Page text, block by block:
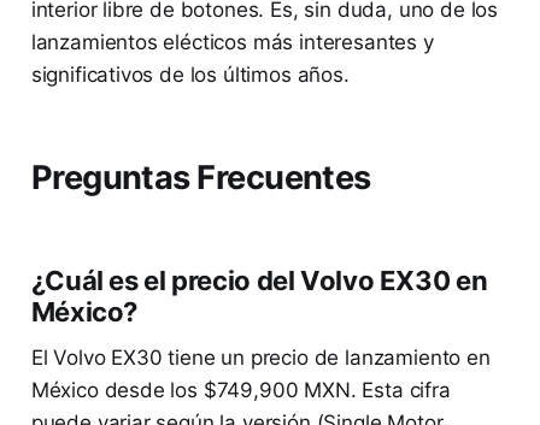
interior libre de botones. Es, sin duda, uno de los
lanzamientos elécticos más interesantes y
significativos de los últimos años.
Preguntas Frecuentes
¿Cuál es el precio del Volvo EX30 en
México?
El Volvo EX30 tiene un precio de lanzamiento en
México desde los $749,900 MXN. Esta cifra